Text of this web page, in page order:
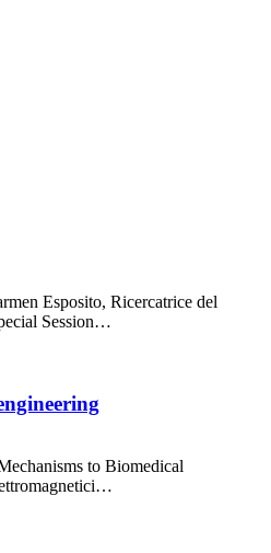
Esposito, Ricercatrice del
Session…
to Biomedical